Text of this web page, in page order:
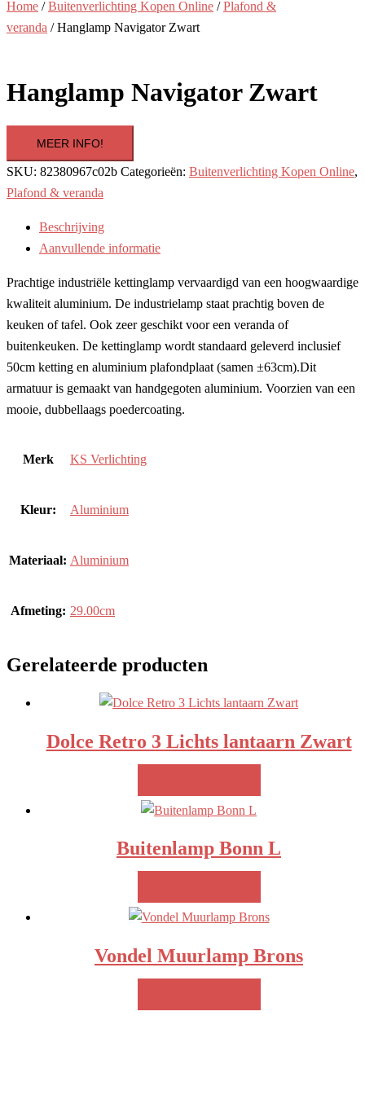
Home /Buitenverlichting Kopen Online /Plafond &
veranda / Hanglamp Navigator Zwart
Hanglamp Navigator Zwart
MEER INFO!
SKU: 82380967c02b Categorieën: Buitenverlichting Kopen Online,
Plafond & veranda
Beschrijving
Aanvullende informatie
Prachtige industriële kettinglamp vervaardigd van een hoogwaardige
kwaliteit aluminium. De industrielamp staat prachtig boven de
keuken of tafel. Ook zeer geschikt voor een veranda of
buitenkeuken. De kettinglamp wordt standaard geleverd inclusief
50cm ketting en aluminium plafondplaat (samen ±63cm).Dit
armatuur is gemaakt van handgegoten aluminium. Voorzien van een
mooie, dubbellaags poedercoating.
Merk KS Verlichting
Kleur: Aluminium
Materiaal: Aluminium
Afmeting: 29.00cm
Gerelateerde producten
Dolce Retro 3 Lichts lantaarn Zwart
Buitenlamp Bonn L
Vondel Muurlamp Brons